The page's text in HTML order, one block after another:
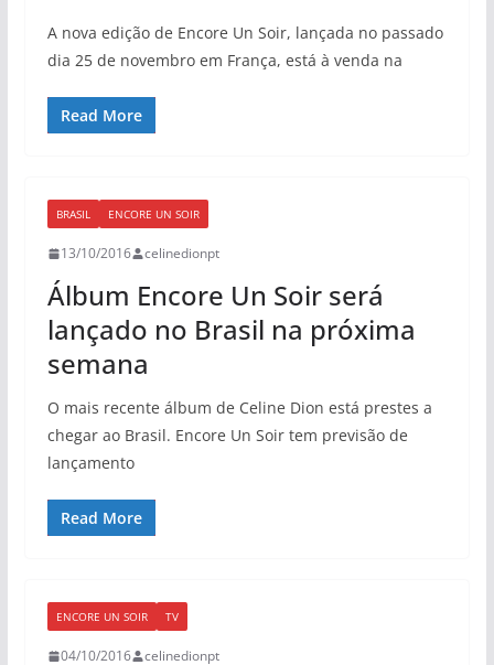
A nova edição de Encore Un Soir, lançada no passado
dia 25 de novembro em França, está à venda na
Read More
BRASIL ENCORE UN SOIR
13/10/2016 celinedionpt
Álbum Encore Un Soir será
lançado no Brasil na próxima
semana
O mais recente álbum de Celine Dion está prestes a
chegar ao Brasil. Encore Un Soir tem previsão de
lançamento
Read More
ENCORE UN SOIR TV
04/10/2016 celinedionpt